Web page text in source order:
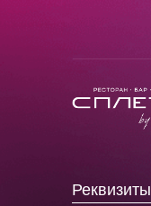
Реквизиты